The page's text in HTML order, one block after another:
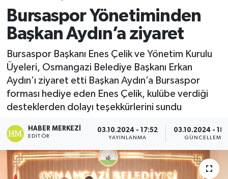
Bursaspor Yönetiminden
Başkan Aydın’a ziyaret
Bursaspor Başkanı Enes Çelik ve Yönetim Kurulu
Üyeleri, Osmangazi Belediye Başkanı Erkan
Aydın’ı ziyaret etti Başkan Aydın’a Bursaspor
forması hediye eden Enes Çelik, kulübe verdiği
desteklerden dolayı teşekkürlerini sundu
HABER MERKEZI
EDITÖR
03.10.2024 - 17:52
YAYINLANMA
03.10.2024 -
GÜNCELLEME
Son Dakika Haberleri
Haber Arşivi